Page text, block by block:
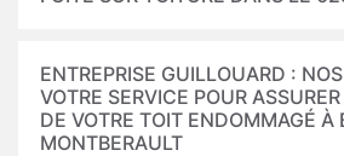
ENTREPRISE GUILLOUARD :
VOTRE SERVICE POUR
DE VOTRE TOIT ENDOMMAGÉ À
MONTBERAULT